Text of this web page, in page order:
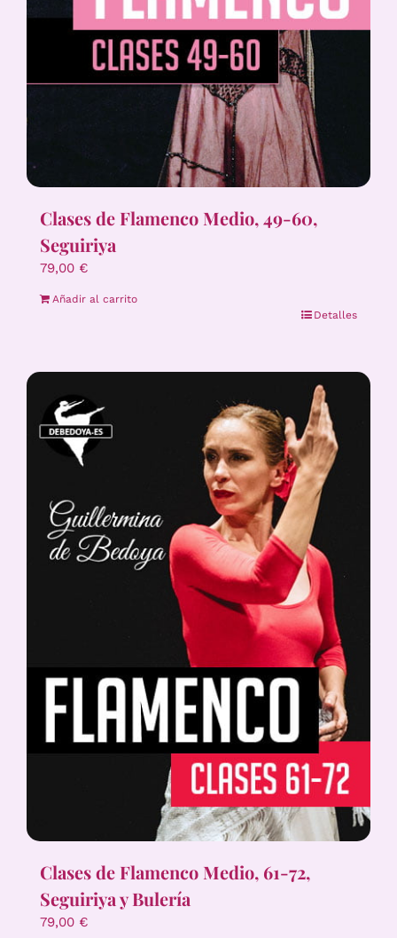
Clases de Flamenco Medio, 49-60,
Seguiriya
79,00 €
Añadir al carrito
Detalles
Clases de Flamenco Medio, 61-72,
Seguiriya y Bulería
79,00 €